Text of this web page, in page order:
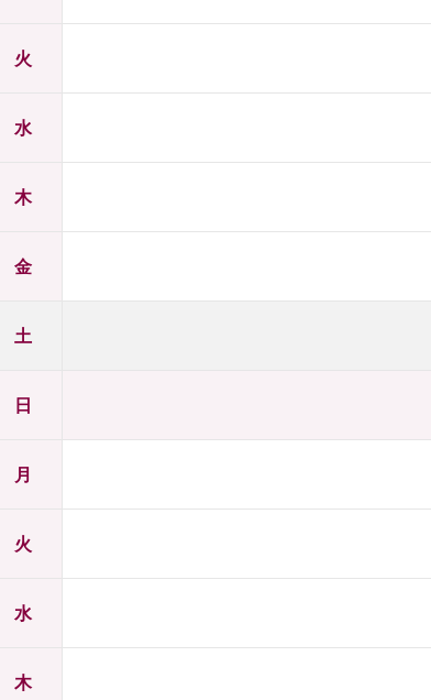
火
水
木
金
土
日
月
火
水
木